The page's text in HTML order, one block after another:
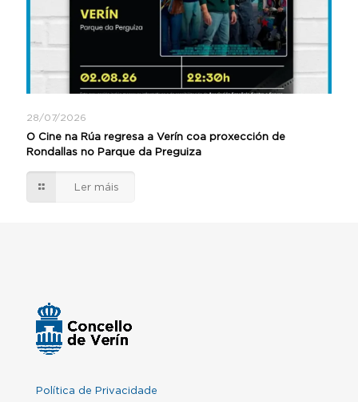
28/07/2026
O Cine na Rúa regresa a Verín coa proxección de
Rondallas no Parque da Preguiza
Ler máis
Política de Privacidade